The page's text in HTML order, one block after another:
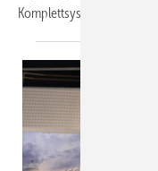
Komplettsystems inkl.